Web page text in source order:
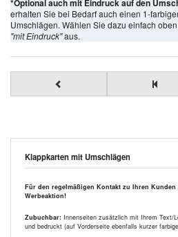
erhalten Sie bei Bedarf auch einen 1-
Umschlägen. Wählen Sie dazu einfach
"mit Eindruck"aus.
Klappkarten mit Umschlägen
Für den regelmäßigen Kontakt zu Ihren
Werbeaktion!
Zubuchbar: Innenseiten zusätzlich mit Ihrem Text/
und bedruckt (auf Vorderseite ebenfalls kurzer